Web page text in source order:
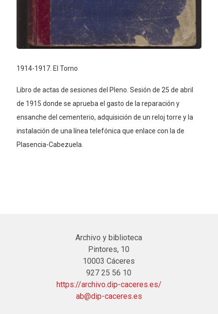
1914-1917. El Torno
Libro de actas de sesiones del Pleno. Sesión de 25 de abril
de 1915 donde se aprueba el gasto de la reparación y
ensanche del cementerio, adquisición de un reloj torre y la
instalación de una línea telefónica que enlace con la de
Plasencia-Cabezuela.
Archivo y biblioteca
Pintores, 10
10003 Cáceres
927 25 56 10
https://archivo.dip-caceres.es/
ab@dip-caceres.es